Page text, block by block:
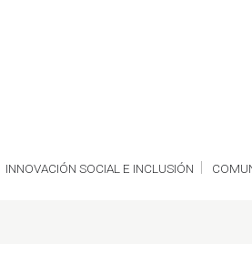
INNOVACIÓN SOCIAL E INCLUSIÓN